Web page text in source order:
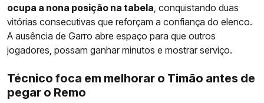
ocupa a nona posição na tabela , conquistando duas
vitórias consecutivas que reforçam a confiança do elenco.
A ausência de Garro abre espaço para que outros
jogadores, possam ganhar minutos e mostrar serviço.
Técnico foca em melhorar o Timão antes de
pegar o Remo